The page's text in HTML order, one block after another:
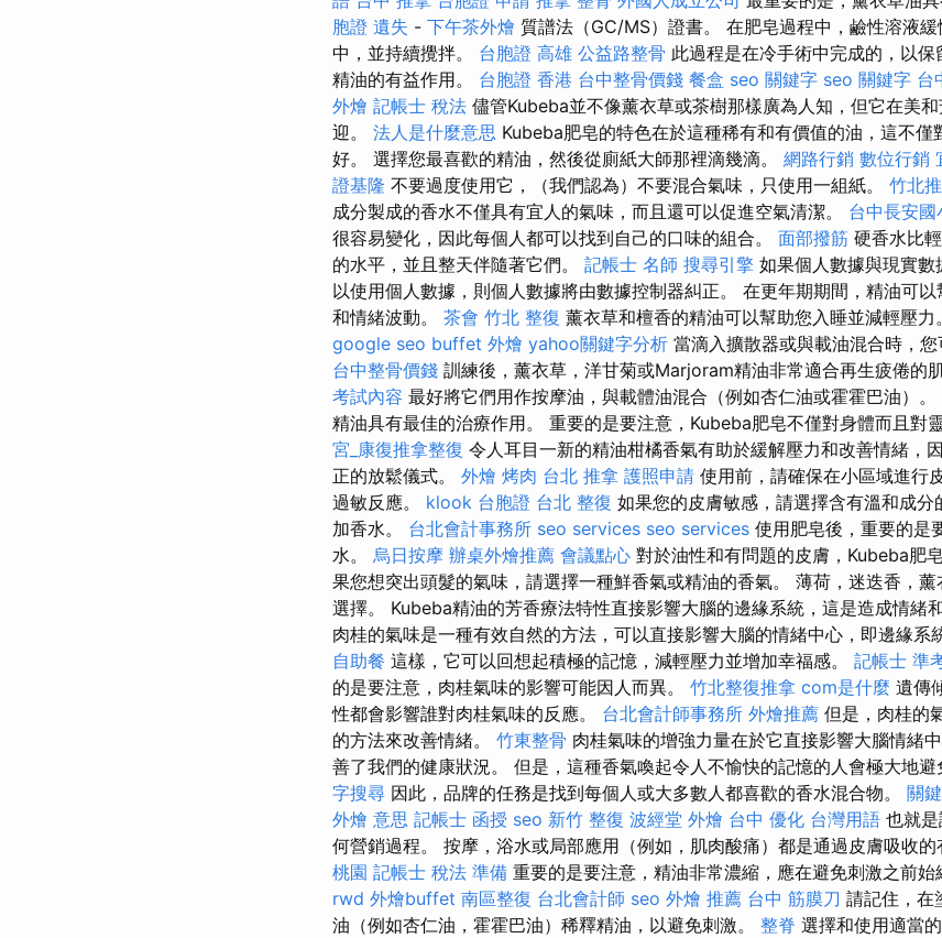
胞證 遺失 - 下午茶外燴 質譜法（GC/MS）證書。 在肥皂過程中，鹼性溶液
中，並持續攪拌。 台胞證 高雄 公益路整骨 此過程是在冷手術中完成的，以
精油的有益作用。 台胞證 香港 台中整骨價錢 餐盒 seo 關鍵字 seo 關鍵字 台
外燴 記帳士 稅法 儘管Kubeba並不像薰衣草或茶樹那樣廣為人知，但它在美
迎。 法人是什麼意思 Kubeba肥皂的特色在於這種稀有和有價值的油，這不僅
好。 選擇您最喜歡的精油，然後從廁紙大師那裡滴幾滴。 網路行銷 數位行銷
證基隆 不要過度使用它，（我們認為）不要混合氣味，只使用一組紙。 竹北
成分製成的香水不僅具有宜人的氣味，而且還可以促進空氣清潔。 台中長安國
很容易變化，因此每個人都可以找到自己的口味的組合。 面部撥筋 硬香水比
的水平，並且整天伴隨著它們。 記帳士 名師 搜尋引擎 如果個人數據與現實
以使用個人數據，則個人數據將由數據控制器糾正。 在更年期期間，精油可
和情緒波動。 茶會 竹北 整復 薰衣草和檀香的精油可以幫助您入睡並減輕壓力
google seo buffet 外燴 yahoo關鍵字分析 當滴入擴散器或與載油混合時，您
台中整骨價錢 訓練後，薰衣草，洋甘菊或Marjoram精油非常適合再生疲倦的
考試內容 最好將它們用作按摩油，與載體油混合（例如杏仁油或霍霍巴油）。
精油具有最佳的治療作用。 重要的是要注意，Kubeba肥皂不僅對身體而且對
宮_康復推拿整復 令人耳目一新的精油柑橘香氣有助於緩解壓力和改善情緒，
正的放鬆儀式。 外燴 烤肉 台北 推拿 護照申請 使用前，請確保在小區域進行
過敏反應。 klook 台胞證 台北 整復 如果您的皮膚敏感，請選擇含有溫和成
加香水。 台北會計事務所 seo services seo services 使用肥皂後，重要的是
水。 烏日按摩 辦桌外燴推薦 會議點心 對於油性和有問題的皮膚，Kubeba肥
果您想突出頭髮的氣味，請選擇一種鮮香氣或精油的香氣。 薄荷，迷迭香，
選擇。 Kubeba精油的芳香療法特性直接影響大腦的邊緣系統，這是造成情緒
肉桂的氣味是一種有效自然的方法，可以直接影響大腦的情緒中心，即邊緣系
自助餐 這樣，它可以回想起積極的記憶，減輕壓力並增加幸福感。 記帳士 準
的是要注意，肉桂氣味的影響可能因人而異。 竹北整復推拿 com是什麼 遺傳
性都會影響誰對肉桂氣味的反應。 台北會計師事務所 外燴推薦 但是，肉桂的
的方法來改善情緒。 竹東整骨 肉桂氣味的增強力量在於它直接影響大腦情緒
善了我們的健康狀況。 但是，這種香氣喚起令人不愉快的記憶的人會極大地避
字搜尋 因此，品牌的任務是找到每個人或大多數人都喜歡的香水混合物。 關
外燴 意思 記帳士 函授 seo 新竹 整復 波經堂 外燴 台中 優化 台灣用語 也就
何營銷過程。 按摩，浴水或局部應用（例如，肌肉酸痛）都是通過皮膚吸收的
桃園 記帳士 稅法 準備 重要的是要注意，精油非常濃縮，應在避免刺激之前始
rwd 外燴buffet 南區整復 台北會計師 seo 外燴 推薦 台中 筋膜刀 請記住，在
油（例如杏仁油，霍霍巴油）稀釋精油，以避免刺激。 整脊 選擇和使用適當